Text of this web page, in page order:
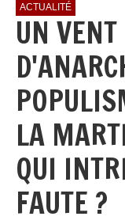
ACTUALITÉ
UN
LA
QUI
FAUTE ?